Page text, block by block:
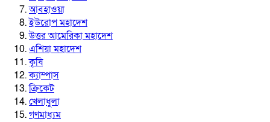
আবহাওয়া
ইউরোপ মহাদেশ
উত্তর আমেরিকা মহাদেশ
এশিয়া মহাদেশ
কৃষি
ক্যাম্পাস
ক্রিকেট
খেলাধুলা
গণমাধ্যম